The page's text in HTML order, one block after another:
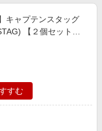
キャプテンスタッグ
【２個セット】
１ＣＳ-ＣＴ ベージ
U-1416
すむ